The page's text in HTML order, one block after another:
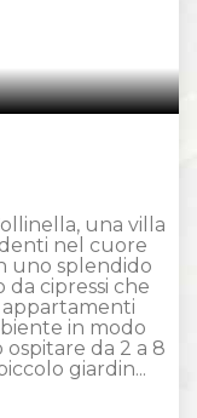
una villa
nel cuore
uno splendido
cipressi che
appartamenti
in modo
da 2 a 8
giardin...